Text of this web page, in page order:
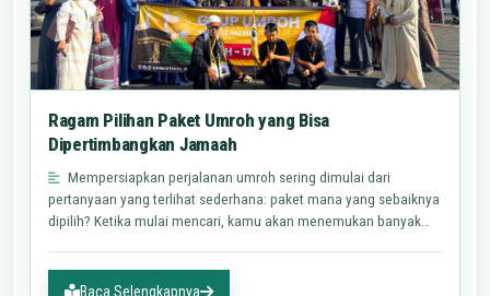
Ragam Pilihan Paket Umroh yang Bisa
Dipertimbangkan Jamaah
Mempersiapkan perjalanan umroh sering dimulai dari
pertanyaan yang terlihat sederhana: paket mana yang sebaiknya
dipilih? Ketika mulai mencari, kamu akan menemukan banyak
Baca Selengkapnya